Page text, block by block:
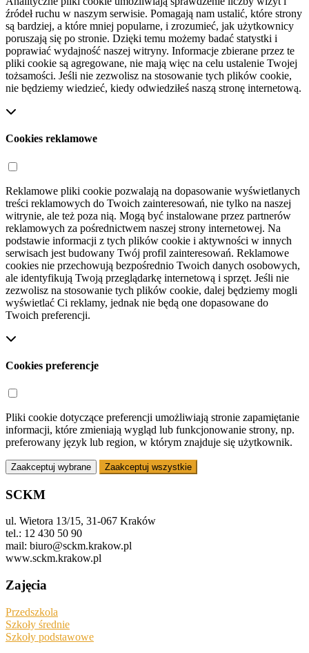
źródeł ruchu w naszym serwisie. Pomagają nam ustalić, które strony
są bardziej, a które mniej popularne, i zrozumieć, jak użytkownicy
poruszają się po stronie. Dzięki temu możemy badać statystki i
poprawiać wydajność naszej witryny. Informacje zbierane przez te
pliki cookie są agregowane, nie mają więc na celu ustalenie Twojej
tożsamości. Jeśli nie zezwolisz na stosowanie tych plików cookie,
nie będziemy wiedzieć, kiedy odwiedziłeś naszą stronę internetową.
Cookies reklamowe
Reklamowe pliki cookie pozwalają na dopasowanie wyświetlanych
treści reklamowych do Twoich zainteresowań, nie tylko na naszej
witrynie, ale też poza nią. Mogą być instalowane przez partnerów
reklamowych za pośrednictwem naszej strony internetowej. Na
podstawie informacji z tych plików cookie i aktywności w innych
serwisach jest budowany Twój profil zainteresowań. Reklamowe
cookies nie przechowują bezpośrednio Twoich danych osobowych,
ale identyfikują Twoją przeglądarkę internetową i sprzęt. Jeśli nie
zezwolisz na stosowanie tych plików cookie, dalej będziemy mogli
wyświetlać Ci reklamy, jednak nie będą one dopasowane do
Twoich preferencji.
Cookies preferencje
Pliki cookie dotyczące preferencji umożliwiają stronie zapamiętanie
informacji, które zmieniają wygląd lub funkcjonowanie strony, np.
preferowany język lub region, w którym znajduje się użytkownik.
Zaakceptuj wybrane Zaakceptuj wszystkie
SCKM
ul. Wietora 13/15, 31-067 Kraków
tel.: 12 430 50 90
mail: biuro@sckm.krakow.pl
www.sckm.krakow.pl
Zajęcia
Przedszkola
Szkoły średnie
Szkoły podstawowe